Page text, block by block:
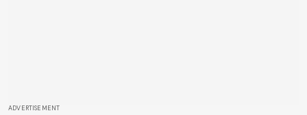
ADVERTISEMENT